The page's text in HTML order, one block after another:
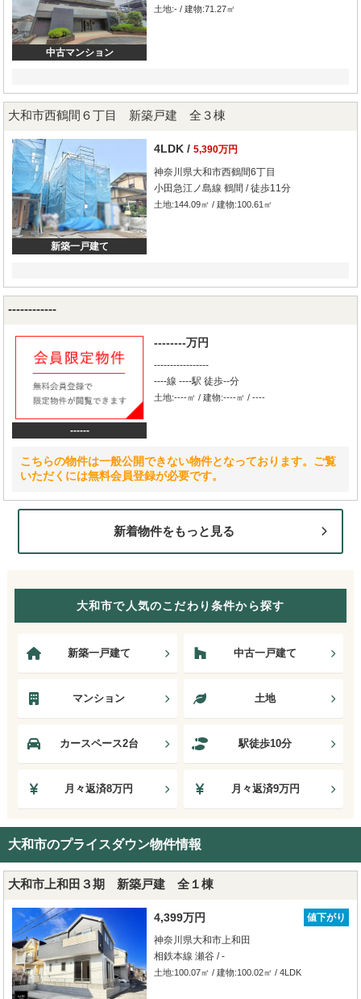
中古マンション
土地:- / 建物:71.27㎡
大和市西鶴間６丁目 新築戸建 全３棟
新築一戸建て
4LDK / 5,390万円
神奈川県大和市西鶴間6丁目
小田急江ノ島線 鶴間 / 徒歩11分
土地:144.09㎡ / 建物:100.61㎡
------------
------
--------万円
-----------------
----線 ----駅 徒歩--分
土地:----㎡ / 建物:----㎡ / ----
こちらの物件は一般公開できない物件となっております。ご覧
いただくには無料会員登録が必要です。
新着物件をもっと見る
大和市で人気のこだわり条件から探す
新築一戸建て 中古一戸建て
マンション 土地
カースペース2台 駅徒歩10分
月々返済8万円 月々返済9万円
大和市のプライスダウン物件情報
大和市上和田３期 新築戸建 全１棟
4,399万円
値下がり
神奈川県大和市上和田
相鉄本線 瀬谷 / -
土地:100.07㎡ / 建物:100.02㎡ / 4LDK